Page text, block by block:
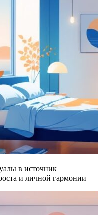
в источник
и личной гармонии